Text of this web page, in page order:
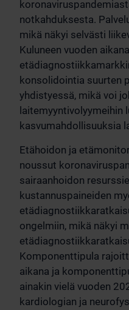
notkahduksesta.
mikä näkyi selvästi
Kuluneen vuoden
konsolidointia suurten
yhdistyessä, mikä voi
laitemyyntivolyymeihin
kasvumahdollisuuksia
Etähoidon ja
noussut
sairaanhoidon
kustannuspaineiden
ongelmiin, mikä näkyi
Komponenttipula
aikana ja
ainakin vielä vuoden
kardiologian ja